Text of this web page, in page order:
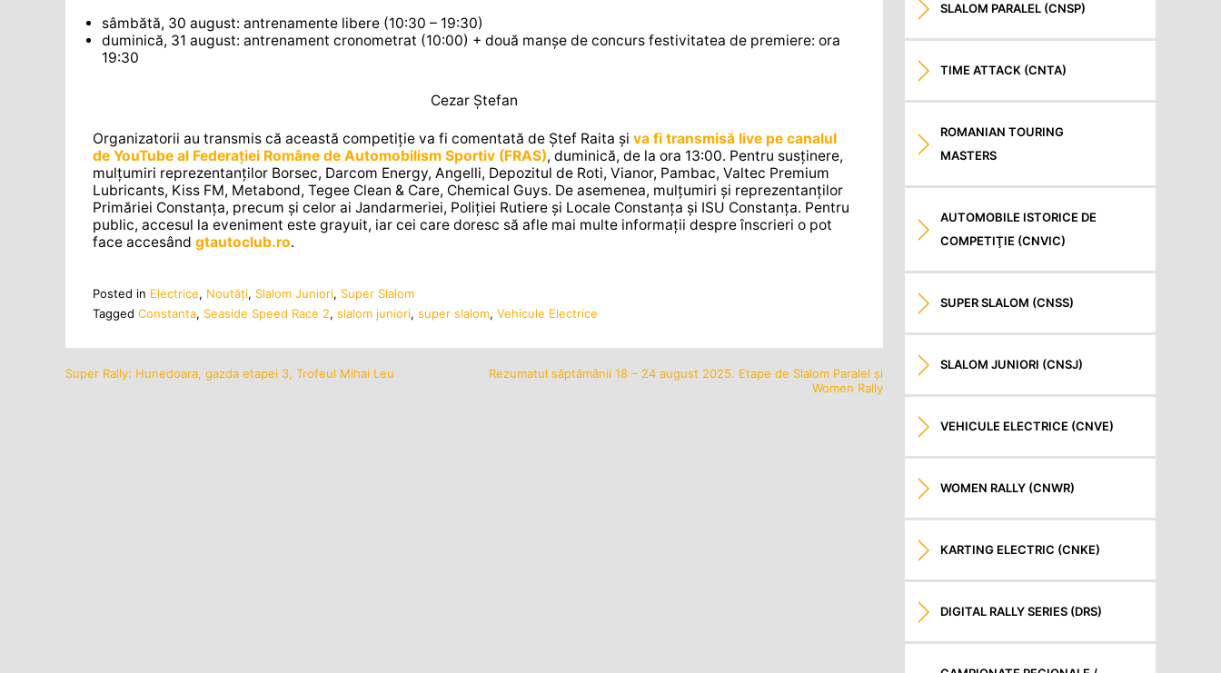
sâmbătă, 30 august: antrenamente libere (10:30 – 19:30)
duminică, 31 august: antrenament cronometrat (10:00) + două manșe de concurs festivitatea de premiere: ora
19:30
Cezar Ștefan
Organizatorii au transmis că această competiție va fi comentată de Ștef Raita și va fi transmisă live pe canalul
de YouTube al Federației Române de Automobilism Sportiv (FRAS), duminică, de la ora 13:00. Pentru susținere,
mulțumiri reprezentanților Borsec, Darcom Energy, Angelli, Depozitul de Roti, Vianor, Pambac, Valtec Premium
Lubricants, Kiss FM, Metabond, Tegee Clean & Care, Chemical Guys. De asemenea, mulțumiri și reprezentanților
Primăriei Constanța, precum și celor ai Jandarmeriei, Poliției Rutiere și Locale Constanța și ISU Constanța. Pentru
public, accesul la eveniment este grayuit, iar cei care doresc să afle mai multe informații despre înscrieri o pot
face accesând gtautoclub.ro.
Posted in Electrice, Noutăţi, Slalom Juniori, Super Slalom
Tagged Constanta, Seaside Speed Race 2, slalom juniori, super slalom, Vehicule Electrice
Navigare
Super Rally: Hunedoara, gazda etapei 3, Trofeul Mihai Leu
Rezumatul săptămânii 18 – 24 august 2025. Etape de Slalom Paralel și
Women Rally
SLALOM PARALEL (CNSP)
TIME ATTACK (CNTA)
ROMANIAN TOURING
MASTERS
AUTOMOBILE ISTORICE DE
COMPETIŢIE (CNVIC)
SUPER SLALOM (CNSS)
SLALOM JUNIORI (CNSJ)
VEHICULE ELECTRICE (CNVE)
WOMEN RALLY (CNWR)
KARTING ELECTRIC (CNKE)
DIGITAL RALLY SERIES (DRS)